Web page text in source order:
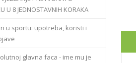
U 8 JEDNOSTAVNIH KORAKA
u sportu: upotreba, koristi i
glavna faca - ime mu je